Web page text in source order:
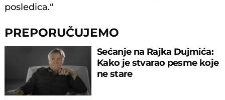
posledica.“
PREPORUČUJEMO
Sećanje na Rajka Dujmića:
Kako je stvarao pesme koje
ne stare